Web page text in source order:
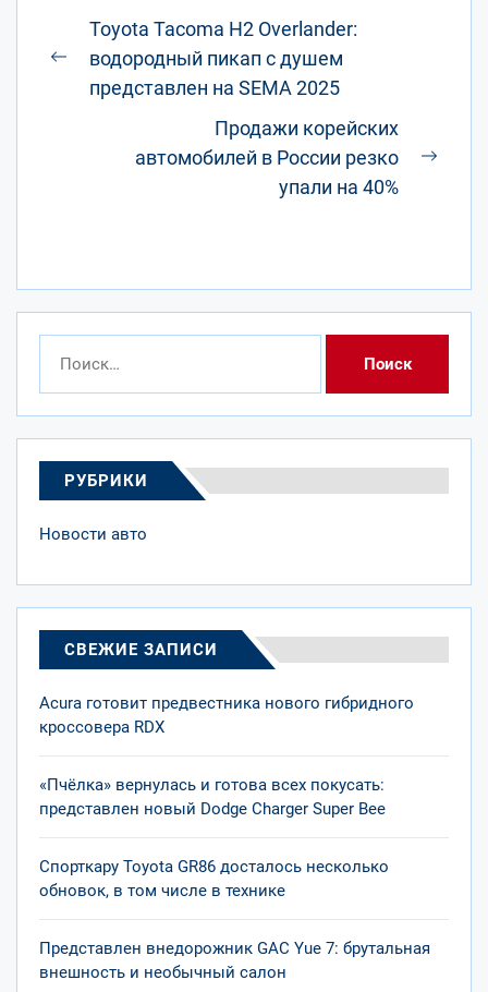
Навигация
по
записям
Предыдущая
запись:
Toyota Tacoma H2 Overlander:
водородный пикап с душем
представлен на SEMA 2025
Продажи корейских
автомобилей в России резко
упали на 40%
РУБРИКИ
Новости авто
СВЕЖИЕ ЗАПИСИ
Acura готовит предвестника нового гибридного
кроссовера RDX
«Пчёлка» вернулась и готова всех покусать:
представлен новый Dodge Charger Super Bee
Спорткару Toyota GR86 досталось несколько
обновок, в том числе в технике
Представлен внедорожник GAC Yue 7: брутальная
внешность и необычный салон